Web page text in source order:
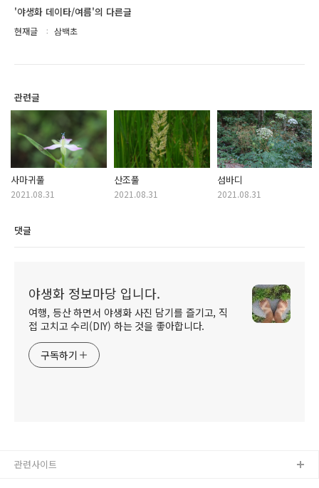
'야생화 데이타/여름'의 다른글
현재글 삼백초
관련글
사마귀풀
2021.08.31
산조풀
2021.08.31
섬바디
2021.08.31
댓글
야생화 정보마당 입니다.
여행, 등산 하면서 야생화 사진 담기를 즐기고, 직
접 고치고 수리(DIY) 하는 것을 좋아합니다.
구독하기
관련사이트